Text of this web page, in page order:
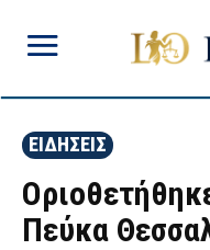
ΕΙΔΗΣΕΙΣ
Πεύκα